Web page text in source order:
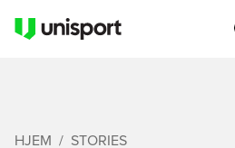
HJEM STORIES